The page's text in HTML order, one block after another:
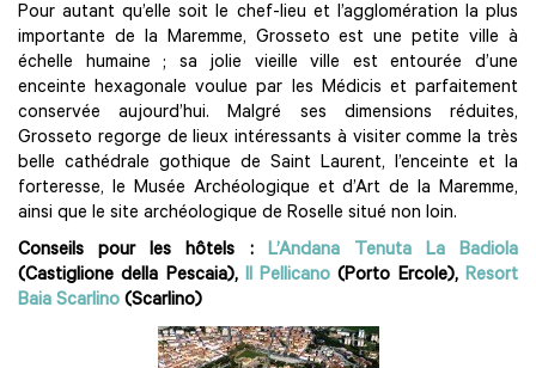
Pour autant qu’elle soit le chef-lieu et l’agglomération la plus
importante de la Maremme, Grosseto est une petite ville à
échelle humaine ; sa jolie vieille ville est entourée d’une
enceinte hexagonale voulue par les Médicis et parfaitement
conservée aujourd’hui. Malgré ses dimensions réduites,
Grosseto regorge de lieux intéressants à visiter comme la très
belle cathédrale gothique de Saint Laurent, l’enceinte et la
forteresse, le Musée Archéologique et d’Art de la Maremme,
ainsi que le site archéologique de Roselle situé non loin.
Conseils pour les hôtels : L’Andana Tenuta La Badiola
(Castiglione della Pescaia), Il Pellicano (Porto Ercole),Resort
Baia Scarlino (Scarlino)